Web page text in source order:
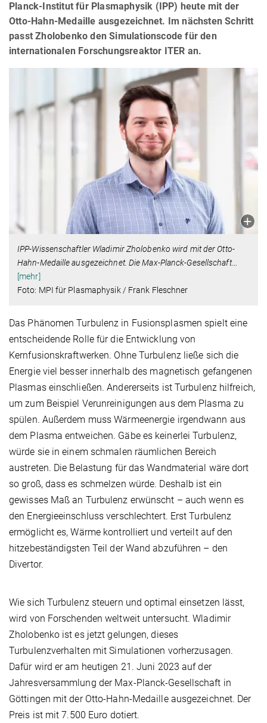
Planck-Institut für Plasmaphysik (IPP) heute mit der
Otto-Hahn-Medaille ausgezeichnet. Im nächsten Schritt
passt Zholobenko den Simulationscode für den
internationalen Forschungsreaktor ITER an.
IPP-Wissenschaftler Wladimir Zholobenko wird mit der Otto-
Hahn-Medaille ausgezeichnet. Die Max-Planck-Gesellschaft…
[mehr]
Foto: MPI für Plasmaphysik / Frank Fleschner
Das Phänomen Turbulenz in Fusionsplasmen spielt eine
entscheidende Rolle für die Entwicklung von
Kernfusionskraftwerken. Ohne Turbulenz ließe sich die
Energie viel besser innerhalb des magnetisch gefangenen
Plasmas einschließen. Andererseits ist Turbulenz hilfreich,
um zum Beispiel Verunreinigungen aus dem Plasma zu
spülen. Außerdem muss Wärmeenergie irgendwann aus
dem Plasma entweichen. Gäbe es keinerlei Turbulenz,
würde sie in einem schmalen räumlichen Bereich
austreten. Die Belastung für das Wandmaterial wäre dort
so groß, dass es schmelzen würde. Deshalb ist ein
gewisses Maß an Turbulenz erwünscht – auch wenn es
den Energieeinschluss verschlechtert. Erst Turbulenz
ermöglicht es, Wärme kontrolliert und verteilt auf den
hitzebeständigsten Teil der Wand abzuführen – den
Divertor.
Wie sich Turbulenz steuern und optimal einsetzen lässt,
wird von Forschenden weltweit untersucht. Wladimir
Zholobenko ist es jetzt gelungen, dieses
Turbulenzverhalten mit Simulationen vorherzusagen.
Dafür wird er am heutigen 21. Juni 2023 auf der
Jahresversammlung der Max-Planck-Gesellschaft in
Göttingen mit der Otto-Hahn-Medaille ausgezeichnet. Der
Preis ist mit 7.500 Euro dotiert.